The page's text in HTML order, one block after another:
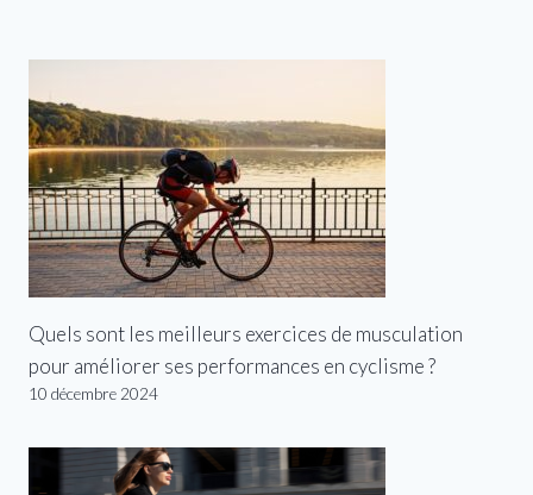
Quels sont les meilleurs exercices de musculation
pour améliorer ses performances en cyclisme ?
10 décembre 2024